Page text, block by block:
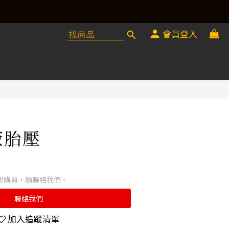
會員登入
壓
購買，請聯絡我們。
聯絡我們
加入追蹤清單